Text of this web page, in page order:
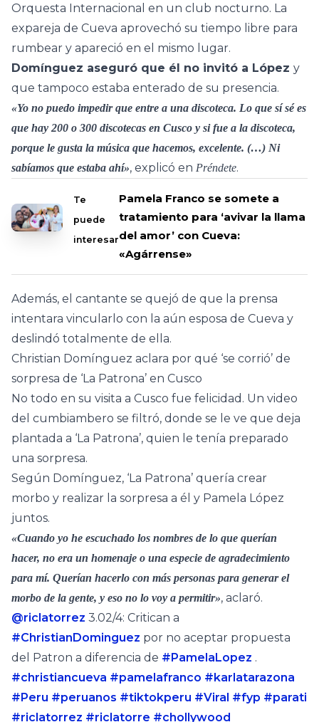
Orquesta Internacional en un club nocturno. La
expareja de Cueva aprovechó su tiempo libre para
rumbear y apareció en el mismo lugar.
Domínguez aseguró que él no invitó a López y
que tampoco estaba enterado de su presencia.
«Yo no puedo impedir que entre a una discoteca. Lo que sí sé es
que hay 200 o 300 discotecas en Cusco y si fue a la discoteca,
porque le gusta la música que hacemos, excelente. (…) Ni
sabíamos que estaba ahí», explicó en Préndete.
Te
puede
interesar
Pamela Franco se somete a
tratamiento para ‘avivar la llama
del amor’ con Cueva:
«Agárrense»
Además, el cantante se quejó de que la prensa
intentara vincularlo con la aún esposa de Cueva y
deslindó totalmente de ella.
Christian Domínguez aclara por qué ‘se corrió’ de
sorpresa de ‘La Patrona’ en Cusco
No todo en su visita a Cusco fue felicidad. Un video
del cumbiambero se filtró, donde se le ve que deja
plantada a ‘La Patrona’, quien le tenía preparado
una sorpresa.
Según Domínguez, ‘La Patrona’ quería crear
morbo y realizar la sorpresa a él y Pamela López
juntos.
«Cuando yo he escuchado los nombres de lo que querían
hacer, no era un homenaje o una especie de agradecimiento
para mí. Querían hacerlo con más personas para generar el
morbo de la gente, y eso no lo voy a permitir», aclaró.
@riclatorrez 3.02/4: Critican a
#ChristianDominguez por no aceptar propuesta
del Patron a diferencia de #PamelaLopez .
#christiancueva #pamelafranco #karlatarazona
#Peru #peruanos #tiktokperu #Viral #fyp #parati
#riclatorrez #riclatorre #chollywood